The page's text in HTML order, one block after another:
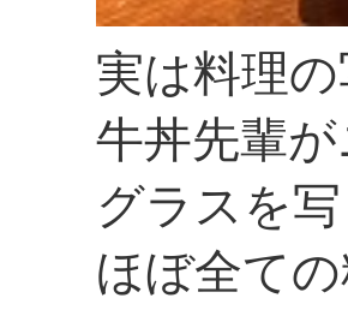
実は料理
牛丼先輩
グラスを
ほぼ全て